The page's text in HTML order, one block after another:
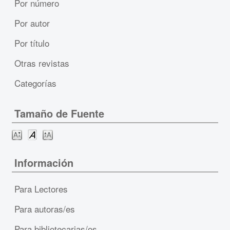
Por número
Por autor
Por título
Otras revistas
Categorías
Tamaño de Fuente
Información
Para Lectores
Para autoras/es